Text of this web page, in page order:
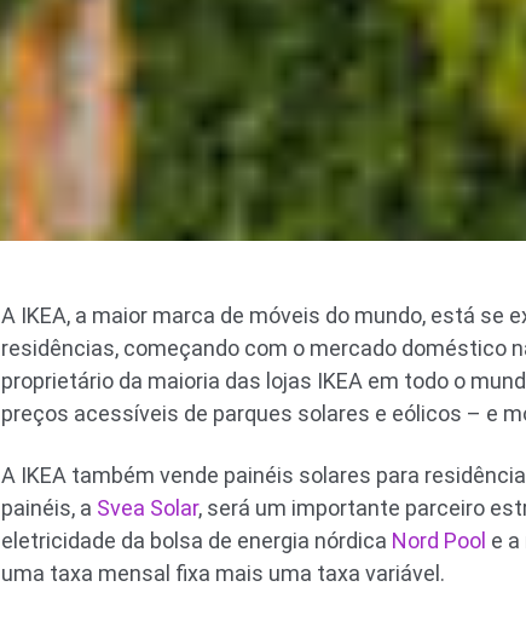
A IKEA, a maior marca de móveis do mundo, está se
residências, começando com o mercado doméstico
proprietário da maioria das lojas IKEA em todo o
preços acessíveis de parques solares e eólicos – e
A IKEA também vende painéis solares para
painéis, a Svea Solar, será um importante parceiro
eletricidade da bolsa de energia nórdica Nord Pool e
uma taxa mensal fixa mais uma taxa variável.